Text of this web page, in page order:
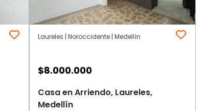
Laureles | Noroccidente | Medellín
$8.000.000
Casa en Arriendo, Laureles,
Medellín